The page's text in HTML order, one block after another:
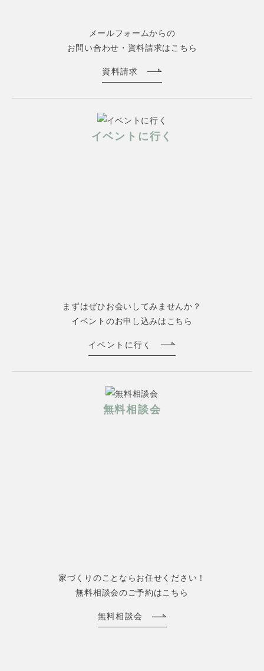
メールフォームからの
お問い合わせ・資料請求はこちら
資料請求
イベントに行く
まずはぜひお会いしてみませんか？
イベントのお申し込みはこちら
イベントに行く
無料相談会
家づくりのことならお任せください！
無料相談会のご予約はこちら
無料相談会